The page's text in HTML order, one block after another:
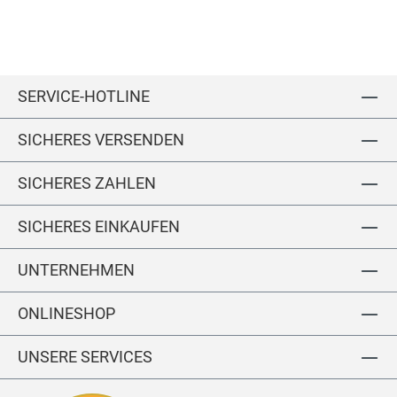
ze
n
n
ot
SERVICE-HOTLINE
SICHERES VERSENDEN
SICHERES ZAHLEN
SICHERES EINKAUFEN
UNTERNEHMEN
ONLINESHOP
UNSERE SERVICES